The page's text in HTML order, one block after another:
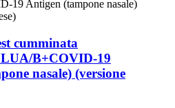
cumminata
B+COVID-19
nasale) (versione